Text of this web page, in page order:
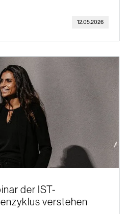
12.05.2026
der IST-
verstehen